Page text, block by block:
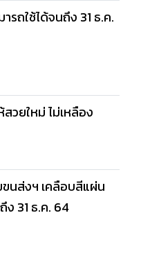
รถใช้ได้จนถึง 31 ธ.ค.
วยใหม่ ไม่เหลือง
นส่งฯ เคลือบสีแผ่น
ง 31 ธ.ค. 64